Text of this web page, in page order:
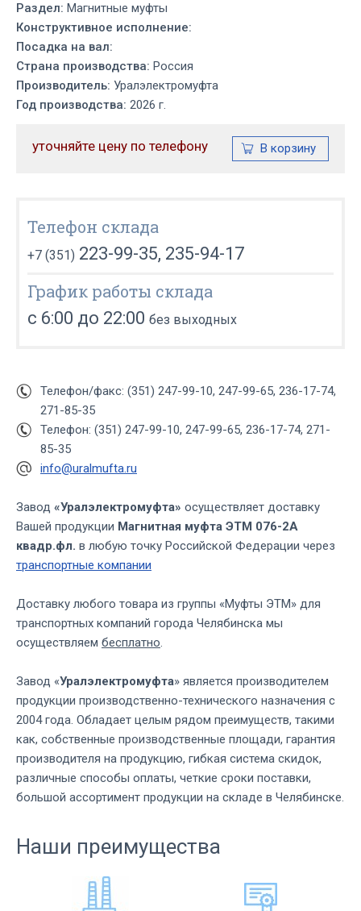
Раздел: Магнитные муфты
Конструктивное исполнение:
Посадка на вал:
Страна производства: Россия
Производитель: Уралэлектромуфта
Год производства: 2026 г.
уточняйте цену по телефону
Телефон склада
+7 (351) 223-99-35, 235-94-17
График работы склада
с 6:00 до 22:00 без выходных
Телефон/факс: (351) 247-99-10, 247-99-65, 236-17-74,
271-85-35
Телефон: (351) 247-99-10, 247-99-65, 236-17-74, 271-
85-35
info@uralmufta.ru
Завод «Уралэлектромуфта» осуществляет доставку
Вашей продукции Магнитная муфта ЭТМ 076-2А
квадр.фл. в любую точку Российской Федерации через
транспортные компании
Доставку любого товара из группы «Муфты ЭТМ» для
транспортных компаний города Челябинска мы
осуществляем бесплатно.
Завод «Уралэлектромуфта» является производителем
продукции производственно-технического назначения с
2004 года. Обладает целым рядом преимуществ, такими
как, собственные производственные площади, гарантия
производителя на продукцию, гибкая система скидок,
различные способы оплаты, четкие сроки поставки,
большой ассортимент продукции на складе в Челябинске.
Наши преимущества